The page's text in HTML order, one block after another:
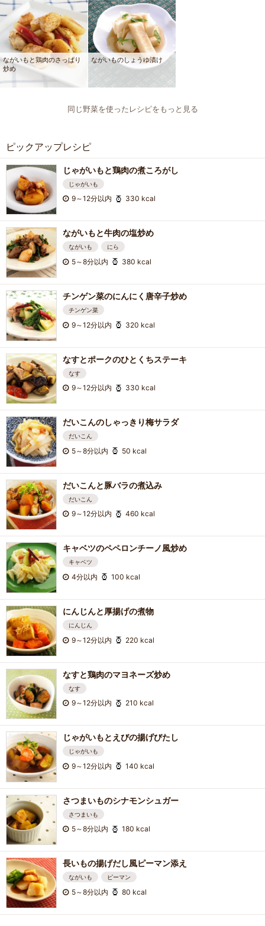
ながいもと鶏肉のさっぱり
炒め
ながいものしょうゆ漬け
同じ野菜を使ったレシピをもっと見る
ピックアップレシピ
じゃがいもと鶏肉の煮ころがし
じゃがいも
9～12分以内 330 kcal
ながいもと牛肉の塩炒め
ながいも にら
5～8分以内 380 kcal
チンゲン菜のにんにく唐辛子炒め
チンゲン菜
9～12分以内 320 kcal
なすとポークのひとくちステーキ
なす
9～12分以内 330 kcal
だいこんのしゃっきり梅サラダ
だいこん
5～8分以内 50 kcal
だいこんと豚バラの煮込み
だいこん
9～12分以内 460 kcal
キャベツのペペロンチーノ風炒め
キャベツ
4分以内 100 kcal
にんじんと厚揚げの煮物
にんじん
9～12分以内 220 kcal
なすと鶏肉のマヨネーズ炒め
なす
9～12分以内 210 kcal
じゃがいもとえびの揚げびたし
じゃがいも
9～12分以内 140 kcal
さつまいものシナモンシュガー
さつまいも
5～8分以内 180 kcal
長いもの揚げだし風ピーマン添え
ながいも ピーマン
5～8分以内 80 kcal